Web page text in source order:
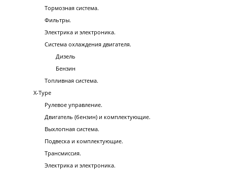
Тормозная система.
Фильтры.
Электрика и электроника.
Система охлаждения двигателя.
Дизель
Бензин
Топливная система.
X-Type
Рулевое управление.
Двигатель (бензин) и комплектующие.
Выхлопная система.
Подвеска и комплектующие.
Трансмиссия.
Электрика и электроника.